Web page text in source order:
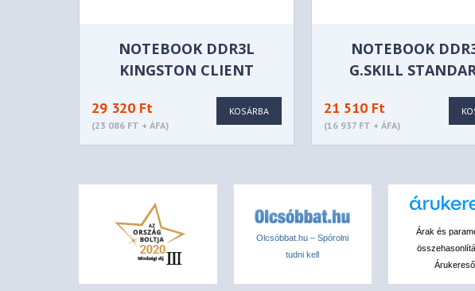
NOTEBOOK DDR3L
KINGSTON CLIENT
KCP3L16SD8/8
29 320 Ft
(23 086 FT + ÁFA)
KOSÁRBA
NOTEBOOK
G.SKILL
1600C11S-8GSL
21 510 Ft
(16 937 FT + ÁFA)
Olcsóbbat.hu – Spórolni
tudni kell
Árak és